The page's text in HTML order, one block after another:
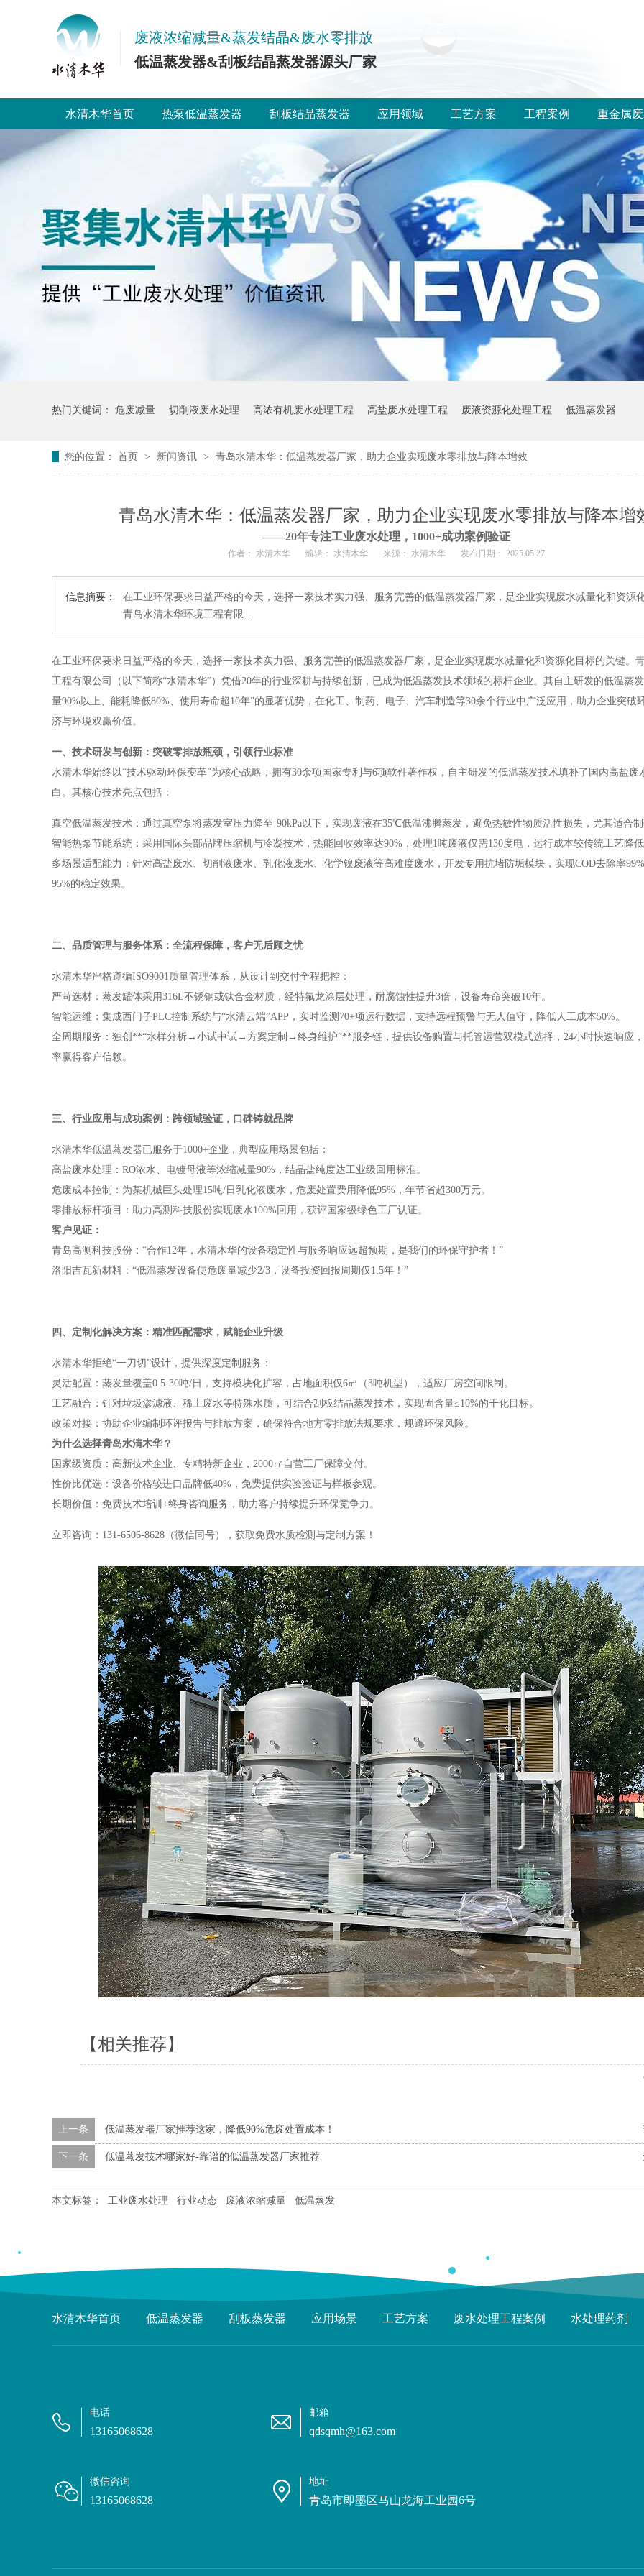
废液浓缩减量&蒸发结晶&废水零排放
低温蒸发器&刮板结晶蒸发器源头厂家
水清木华首页 热泵低温蒸发器 刮板结晶蒸发器 应用领域 工艺方案 工程案例 重金属
热门关键词： 危废减量 切削液废水处理 高浓有机废水处理工程 高盐废水处理工程 废液资源化处理工程 低温蒸发器
您的位置： 首页 > 新闻资讯 > 青岛水清木华：低温蒸发器厂家，助力企业实现废水零排放与降本增效
青岛水清木华：低温蒸发器厂家，助力企业实现废水零排放与降本增
——20年专注工业废水处理，1000+成功案例验证
作者： 水清木华 编辑： 水清木华 来源： 水清木华 发布日期： 2025.05.27
信息摘要：
在工业环保要求日益严格的今天，选择一家技术实力强、服务完善的低温蒸发器厂家，是企业实现废水减量化和资源
青岛水清木华环境工程有限…
在工业环保要求日益严格的今天，选择一家技术实力强、服务完善的低温蒸发器厂家，是企业实现废水减量化和资源化目标的关键。
工程有限公司（以下简称“水清木华”）凭借20年的行业深耕与持续创新，已成为低温蒸发技术领域的标杆企业。其自主研发的低温蒸
量90%以上、能耗降低80%、使用寿命超10年”的显著优势，在化工、制药、电子、汽车制造等30余个行业中广泛应用，助力企业突破
济与环境双赢价值。
一、技术研发与创新：突破零排放瓶颈，引领行业标准
水清木华始终以“技术驱动环保变革”为核心战略，拥有30余项国家专利与6项软件著作权，自主研发的低温蒸发技术填补了国内高盐废
白。其核心技术亮点包括：
真空低温蒸发技术：通过真空泵将蒸发室压力降至-90kPa以下，实现废液在35℃低温沸腾蒸发，避免热敏性物质活性损失，尤其适合
智能热泵节能系统：采用国际头部品牌压缩机与冷凝技术，热能回收效率达90%，处理1吨废液仅需130度电，运行成本较传统工艺降
多场景适配能力：针对高盐废水、切削液废水、乳化液废水、化学镍废液等高难度废水，开发专用抗堵防垢模块，实现COD去除率
95%的稳定效果。
二、品质管理与服务体系：全流程保障，客户无后顾之忧
水清木华严格遵循ISO9001质量管理体系，从设计到交付全程把控：
严苛选材：蒸发罐体采用316L不锈钢或钛合金材质，经特氟龙涂层处理，耐腐蚀性提升3倍，设备寿命突破10年。
智能运维：集成西门子PLC控制系统与“水清云端”APP，实时监测70+项运行数据，支持远程预警与无人值守，降低人工成本50%。
全周期服务：独创**“水样分析→小试中试→方案定制→终身维护”**服务链，提供设备购置与托管运营双模式选择，24小时快速响应，
率赢得客户信赖。
三、行业应用与成功案例：跨领域验证，口碑铸就品牌
水清木华低温蒸发器已服务于1000+企业，典型应用场景包括：
高盐废水处理：RO浓水、电镀母液等浓缩减量90%，结晶盐纯度达工业级回用标准。
危废成本控制：为某机械巨头处理15吨/日乳化液废水，危废处置费用降低95%，年节省超300万元。
零排放标杆项目：助力高测科技股份实现废水100%回用，获评国家级绿色工厂认证。
客户见证：
青岛高测科技股份：“合作12年，水清木华的设备稳定性与服务响应远超预期，是我们的环保守护者！”
洛阳吉瓦新材料：“低温蒸发设备使危废量减少2/3，设备投资回报周期仅1.5年！”
四、定制化解决方案：精准匹配需求，赋能企业升级
水清木华拒绝“一刀切”设计，提供深度定制服务：
灵活配置：蒸发量覆盖0.5-30吨/日，支持模块化扩容，占地面积仅6㎡（3吨机型），适应厂房空间限制。
工艺融合：针对垃圾渗滤液、稀土废水等特殊水质，可结合刮板结晶蒸发技术，实现固含量≤10%的干化目标。
政策对接：协助企业编制环评报告与排放方案，确保符合地方零排放法规要求，规避环保风险。
为什么选择青岛水清木华？
国家级资质：高新技术企业、专精特新企业，2000㎡自营工厂保障交付。
性价比优选：设备价格较进口品牌低40%，免费提供实验验证与样板参观。
长期价值：免费技术培训+终身咨询服务，助力客户持续提升环保竞争力。
立即咨询：131-6506-8628（微信同号），获取免费水质检测与定制方案！
【相关推荐】
上一条 低温蒸发器厂家推荐这家，降低90%危废处置成本！
下一条 低温蒸发技术哪家好-靠谱的低温蒸发器厂家推荐
本文标签： 工业废水处理 行业动态 废液浓缩减量 低温蒸发
水清木华首页 低温蒸发器 刮板蒸发器 应用场景 工艺方案 废水处理工程案例 水处理药剂
电话
13165068628
邮箱
qdsqmh@163.com
微信咨询
13165068628
地址
青岛市即墨区马山龙海工业园6号